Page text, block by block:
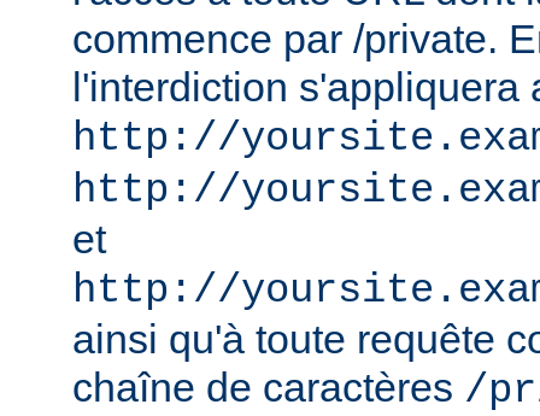
commence par /private.
l'interdiction s'appliquera
http://
http://
et
http://
ainsi qu'à toute requête
chaîne de caractères /